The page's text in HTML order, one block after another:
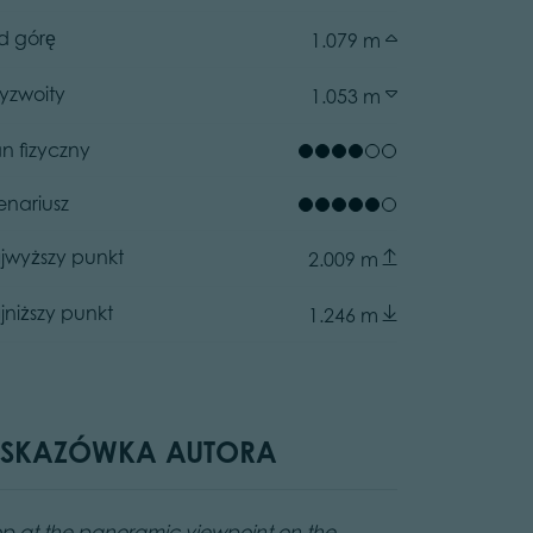
górę 1.079 m
1.053 m
fizyczny
punkt 2.009 m
punkt 1.246 m
AUTORA